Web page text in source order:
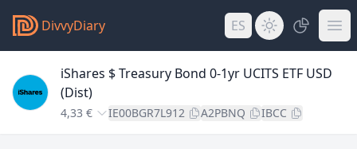
DivvyDiary ES
iShares $ Treasury Bond 0-1yr UCITS ETF USD
(Dist)
4,33 € IE00BGR7L912 A2PBNQ IBCC